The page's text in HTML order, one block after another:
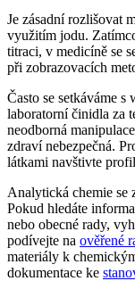
Je zásadní rozlišovat
využitím jodu.
titraci, v medicíně se
při zobrazovacích
Často se setkáváme
laboratorní činidla za
neodborná
zdraví nebezpečná.
látkami navštivte profil
Analytická chemie se
Pokud hledáte
nebo obecné rady,
podívejte na ověřené
materiály k
dokumentace ke